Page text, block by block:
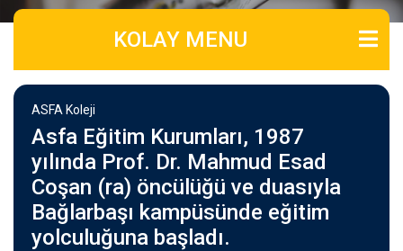
KOLAY MENU
ASFA Koleji
Asfa Eğitim Kurumları, 1987
yılında Prof. Dr. Mahmud Esad
Coşan (ra) öncülüğü ve duasıyla
Bağlarbaşı kampüsünde eğitim
yolculuğuna başladı.